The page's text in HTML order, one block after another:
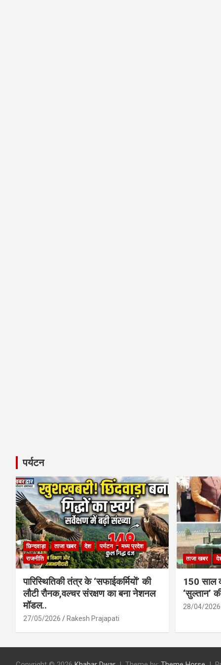
पर्यटन
छिन्दवाड़ा ताजा खबर देश पर्यटन
मध्य प्रदेश
राजनीति
पारिस्थितिकी तंत्र के ‘सफाईकर्मियों’ की
लौटी रौनक,वल्चर संरक्षण का बना नेशनल
मॉडल..
27/05/2026 Rakesh Prajapati
ताजा खबर
150 साल
‘सुल्तान’
28/04/2026